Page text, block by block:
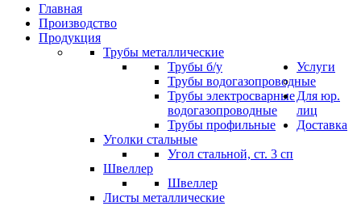
Главная
Производство
Продукция
Трубы металлические
Трубы б/у
Трубы водогазопроводные
Трубы электросварные
водогазопроводные
Трубы профильные
Уголки стальные
Угол стальной, ст. 3 сп
Швеллер
Швеллер
Листы металлические
Услуги
Для юр.
лиц
Доставка